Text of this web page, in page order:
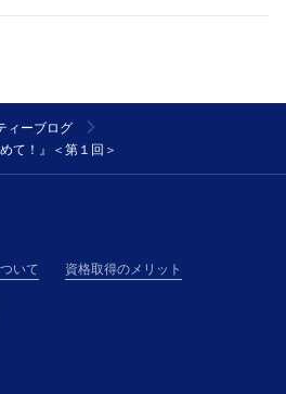
ィーブログ
て！』＜第１回＞
いて 資格取得のメリット